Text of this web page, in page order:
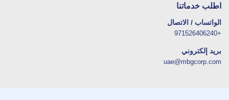
اطلب خدماتنا
الواتساب / الاتصال
+971526406240
بريد إلكتروني
uae@mbgcorp.com